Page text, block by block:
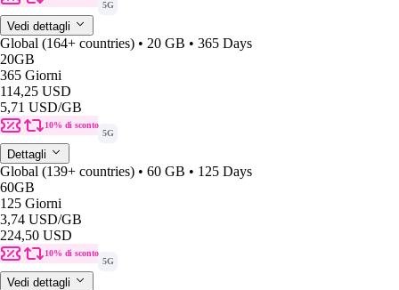
5G
Vedi dettagli
Global (164+ countries) • 20 GB • 365 Days
20GB
365 Giorni
114,25 USD
5,71 USD/GB
10% di sconto
5G
Dettagli
Global (139+ countries) • 60 GB • 125 Days
60GB
125 Giorni
3,74 USD/GB
224,50 USD
10% di sconto
5G
Vedi dettagli